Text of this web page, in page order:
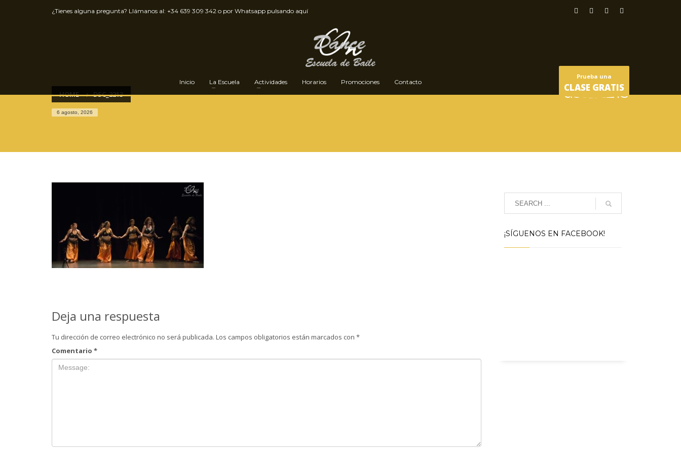
¿Tienes alguna pregunta? Llámanos al: +34 639 309 342 o por Whatsapp pulsando aquí
Inicio La Escuela Actividades Horarios Promociones Contacto
Prueba una
CLASE GRATIS
HOME DSC_2213
6 agosto, 2026
dsc_2213
Deja una respuesta
Tu dirección de correo electrónico no será publicada. Los campos obligatorios están marcados con *
Comentario *
¡SÍGUENOS EN FACEBOOK!